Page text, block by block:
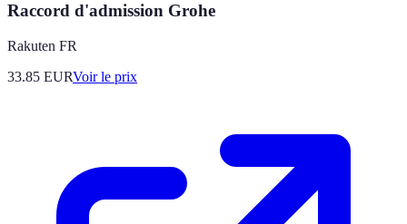
Raccord d'admission Grohe
Rakuten FR
33.85 EURVoir le prix